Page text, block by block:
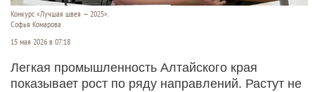
Конкурс «Лучшая швея — 2025».
Софья Комарова
15 мая 2026 в 07:18
Легкая промышленность Алтайского края
показывает рост по ряду направлений. Растут не